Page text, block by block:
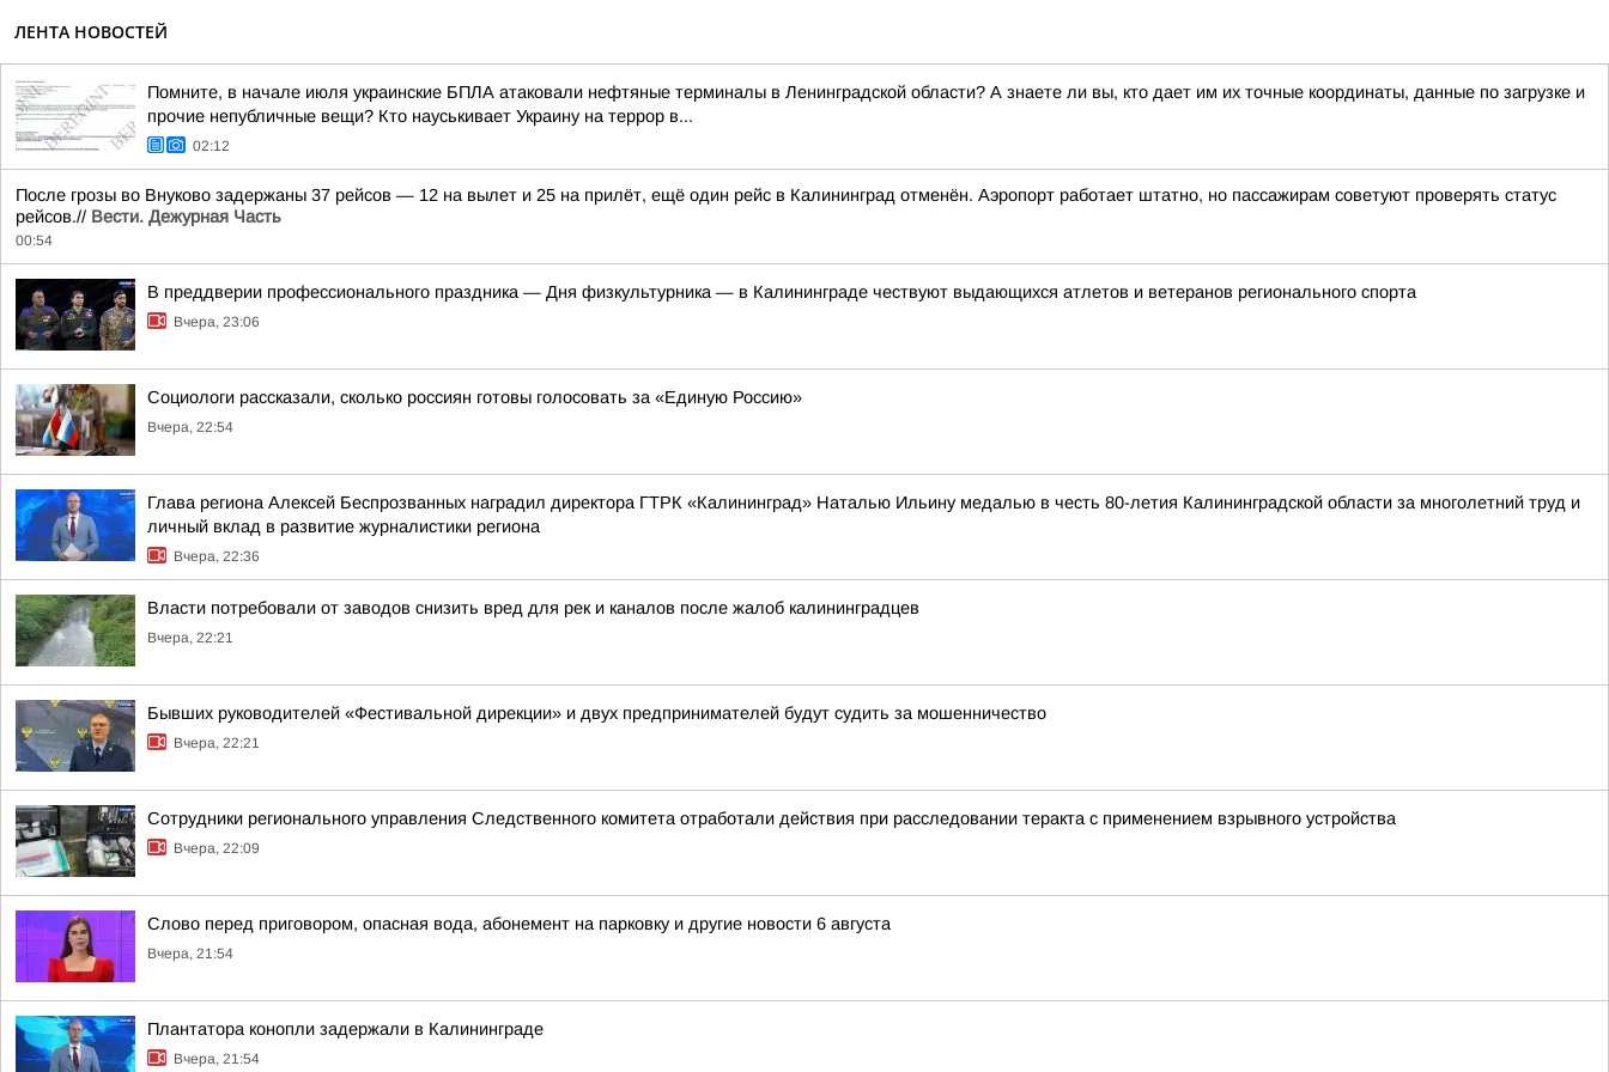
ЛЕНТА НОВОСТЕЙ
Помните, в начале июля украинские БПЛА атаковали нефтяные терминалы в Ленинградской области? А знаете ли вы, кто дает им их точные координаты, данные по загрузке и
прочие непубличные вещи? Кто науськивает Украину на террор в...
02:12
После грозы во Внуково задержаны 37 рейсов — 12 на вылет и 25 на прилёт, ещё один рейс в Калининград отменён. Аэропорт работает штатно, но пассажирам советуют проверять статус
рейсов.// Вести. Дежурная Часть
00:54
В преддверии профессионального праздника — Дня физкультурника — в Калининграде чествуют выдающихся атлетов и ветеранов регионального спорта
Вчера, 23:06
Социологи рассказали, сколько россиян готовы голосовать за «Единую Россию»
Вчера, 22:54
Глава региона Алексей Беспрозванных наградил директора ГТРК «Калининград» Наталью Ильину медалью в честь 80-летия Калининградской области за многолетний труд и
личный вклад в развитие журналистики региона
Вчера, 22:36
Власти потребовали от заводов снизить вред для рек и каналов после жалоб калининградцев
Вчера, 22:21
Бывших руководителей «Фестивальной дирекции» и двух предпринимателей будут судить за мошенничество
Вчера, 22:21
Сотрудники регионального управления Следственного комитета отработали действия при расследовании теракта с применением взрывного устройства
Вчера, 22:09
Слово перед приговором, опасная вода, абонемент на парковку и другие новости 6 августа
Вчера, 21:54
Плантатора конопли задержали в Калининграде
Вчера, 21:54